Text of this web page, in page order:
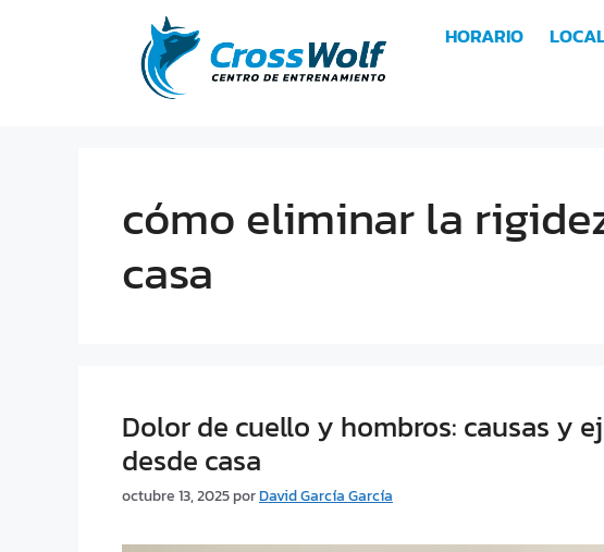
HORARIO
cómo eliminar la
casa
Dolor de cuello y hombros: causas y
desde casa
octubre 13, 2025porDavid García García